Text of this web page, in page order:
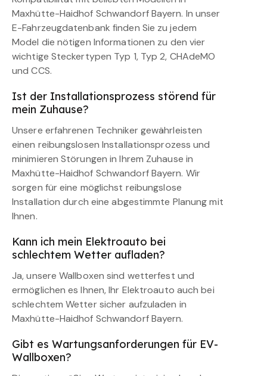
Maxhütte-Haidhof Schwandorf Bayern. In unser
E-Fahrzeugdatenbank finden Sie zu jedem
Model die nötigen Informationen zu den vier
wichtige Steckertypen Typ 1, Typ 2, CHAdeMO
und CCS.
Ist der Installationsprozess störend für
mein Zuhause?
Unsere erfahrenen Techniker gewährleisten
einen reibungslosen Installationsprozess und
minimieren Störungen in Ihrem Zuhause in
Maxhütte-Haidhof Schwandorf Bayern. Wir
sorgen für eine möglichst reibungslose
Installation durch eine abgestimmte Planung mit
Ihnen.
Kann ich mein Elektroauto bei
schlechtem Wetter aufladen?
Ja, unsere Wallboxen sind wetterfest und
ermöglichen es Ihnen, Ihr Elektroauto auch bei
schlechtem Wetter sicher aufzuladen in
Maxhütte-Haidhof Schwandorf Bayern.
Gibt es Wartungsanforderungen für EV-
Wallboxen?